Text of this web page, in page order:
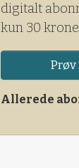
digitalt
kun 30
Prøv
Allerede